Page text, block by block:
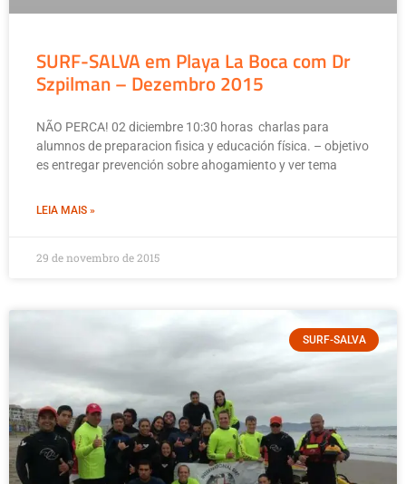
SURF-SALVA em Playa La Boca com Dr
Szpilman – Dezembro 2015
NÃO PERCA! 02 diciembre 10:30 horas charlas para
alumnos de preparacion fisica y educación física. – objetivo
es entregar prevención sobre ahogamiento y ver tema
LEIA MAIS »
29 de novembro de 2015
SURF-SALVA